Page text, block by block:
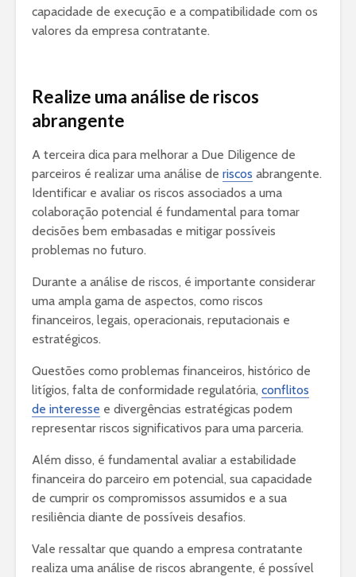
capacidade de execução e a compatibilidade com os
valores da empresa contratante.
Realize uma análise de riscos
abrangente
A terceira dica para melhorar a Due Diligence de
parceiros é realizar uma análise de riscos abrangente.
Identificar e avaliar os riscos associados a uma
colaboração potencial é fundamental para tomar
decisões bem embasadas e mitigar possíveis
problemas no futuro.
Durante a análise de riscos, é importante considerar
uma ampla gama de aspectos, como riscos
financeiros, legais, operacionais, reputacionais e
estratégicos.
Questões como problemas financeiros, histórico de
litígios, falta de conformidade regulatória, conflitos
de interesse e divergências estratégicas podem
representar riscos significativos para uma parceria.
Além disso, é fundamental avaliar a estabilidade
financeira do parceiro em potencial, sua capacidade
de cumprir os compromissos assumidos e a sua
resiliência diante de possíveis desafios.
Vale ressaltar que quando a empresa contratante
realiza uma análise de riscos abrangente, é possível